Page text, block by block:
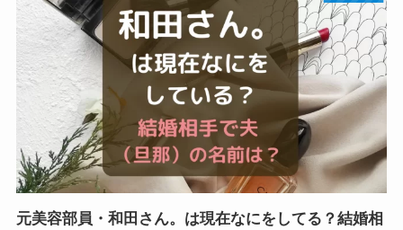
元美容部員・和田さん。は現在なにをしてる？結婚相